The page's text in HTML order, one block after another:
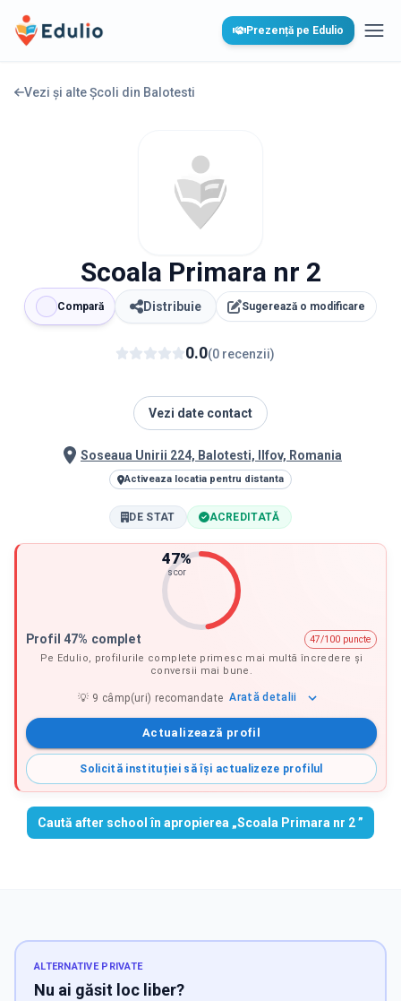
Edulio Prezență pe Edulio
Vezi și alte Școli din Balotesti
Scoala Primara nr 2
Compară Distribuie Sugerează o modificare
0.0(0 recenzii)
Vezi date contact
Soseaua Unirii 224, Balotesti, Ilfov, Romania
Activeaza locatia pentru distanta
DE STAT ACREDITATĂ
47%
scor
Profil 47% complet
47/100 puncte
Pe Edulio, profilurile complete primesc mai multă încredere și
conversii mai bune.
💡 9 câmp(uri) recomandate Arată detalii
Actualizează profil
Solicită instituției să își actualizeze profilul
Caută after school în apropierea „Scoala Primara nr 2 ”
ALTERNATIVE PRIVATE
Nu ai găsit loc liber?